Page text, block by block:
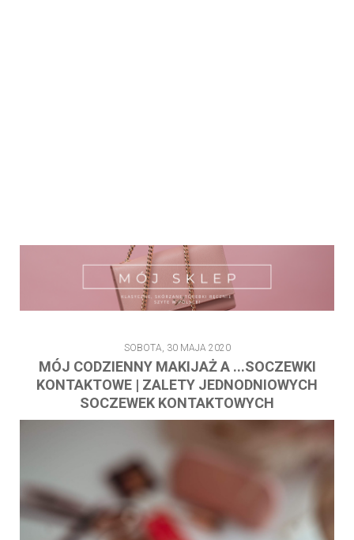
SOBOTA, 30 MAJA 2020
MÓJ CODZIENNY MAKIJAŻ A ...SOCZEWKI
KONTAKTOWE | ZALETY JEDNODNIOWYCH
SOCZEWEK KONTAKTOWYCH